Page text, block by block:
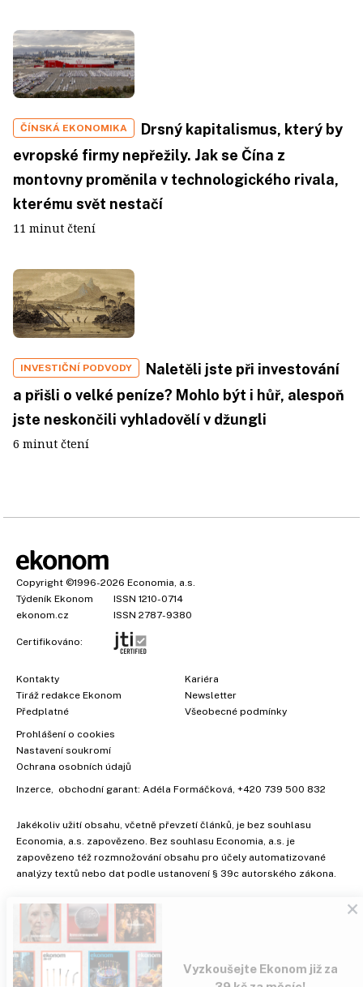
ČÍNSKÁ EKONOMIKA
Drsný kapitalismus, který by
evropské firmy nepřežily. Jak se Čína z
montovny proměnila v technologického rivala,
kterému svět nestačí
11 minut čtení
INVESTIČNÍ PODVODY
Naletěli jste při investování
a přišli o velké peníze? Mohlo být i hůř, alespoň
jste neskončili vyhladovělí v džungli
6 minut čtení
Copyright ©1996-2026 Economia, a.s.
Týdeník Ekonom
ISSN 1210-0714
ekonom.cz
ISSN 2787-9380
Certifikováno:
Kontakty
Tiráž redakce Ekonom
Předplatné
Kariéra
Newsletter
Všeobecné podmínky
Prohlášení o cookies
Nastavení soukromí
Ochrana osobních údajů
Inzerce , obchodní garant: Adéla Formáčková +420 739 500 832
Jakékoliv užití obsahu, včetně převzetí článků, je bez souhlasu
Economia, a.s. zapovězeno. Bez souhlasu Economia, a.s. je
zapovězeno též rozmnožování obsahu pro účely automatizované
analýzy textů nebo dat podle ustanovení § 39c autorského zákona.